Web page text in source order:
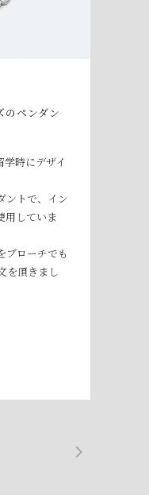
のペンダン
学時にデザイ
ントで、イン
用していま
ブローチでも
を頂きまし